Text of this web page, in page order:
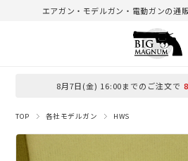
エアガン・モデルガン・電動ガンの通
8月7日(金) 16:00までのご注文で
TOP 各社モデルガン HWS